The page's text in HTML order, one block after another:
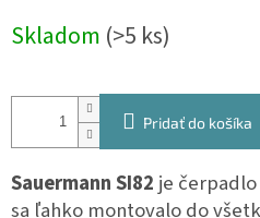
cena:
Skladom (>5 ks)
Pridať do košíka
Sauermann SI82 je
sa ľahko montovalo do